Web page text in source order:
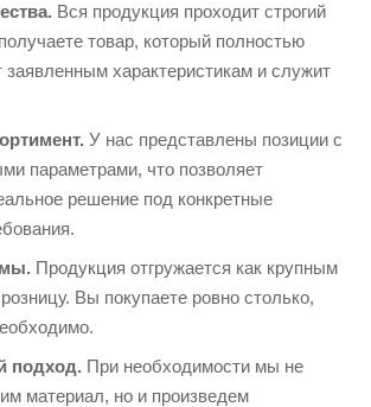
Вся продукция проходит строгий
товар, который полностью
заявленным характеристикам и служит
У нас представлены позиции с
параметрами, что позволяет
решение под конкретные
Продукция отгружается как крупным
Вы покупаете ровно столько,
подход. При необходимости мы не
материал, но и произведем